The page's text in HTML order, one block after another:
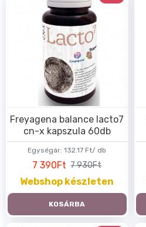
Egységár: 132.17 Ft/ db
Freyagena balance lacto7
cn-x kapszula 60db
7 390Ft 7 930Ft
Webshop készleten
KOSÁRBA